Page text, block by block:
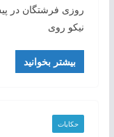
روزی فرشتگان در
نیکو روی
بیشتر بخوانید
حکایات